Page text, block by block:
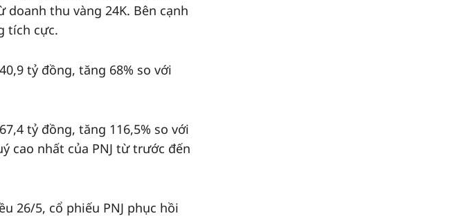
thu vàng 24K. Bên cạnh
tích cực.
tỷ đồng, tăng 68% so với
tỷ đồng, tăng 116,5% so với
cao nhất của PNJ từ trước đến
26/5, cổ phiếu PNJ phục hồi